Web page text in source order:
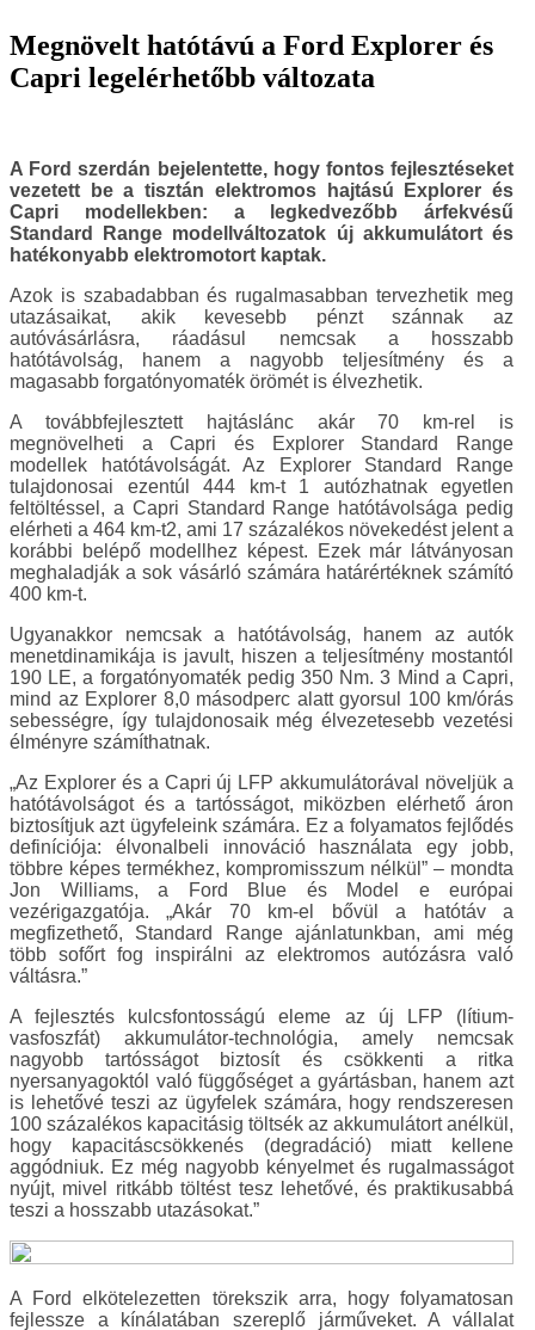
Megnövelt hatótávú a Ford Explorer és
Capri legelérhetőbb változata
A Ford szerdán bejelentette, hogy fontos fejlesztéseket
vezetett be a tisztán elektromos hajtású Explorer és
Capri modellekben: a legkedvezőbb árfekvésű
Standard Range modellváltozatok új akkumulátort és
hatékonyabb elektromotort kaptak.
Azok is szabadabban és rugalmasabban tervezhetik meg
utazásaikat, akik kevesebb pénzt szánnak az
autóvásárlásra, ráadásul nemcsak a hosszabb
hatótávolság, hanem a nagyobb teljesítmény és a
magasabb forgatónyomaték örömét is élvezhetik.
A továbbfejlesztett hajtáslánc akár 70 km-rel is
megnövelheti a Capri és Explorer Standard Range
modellek hatótávolságát. Az Explorer Standard Range
tulajdonosai ezentúl 444 km-t 1 autózhatnak egyetlen
feltöltéssel, a Capri Standard Range hatótávolsága pedig
elérheti a 464 km-t2, ami 17 százalékos növekedést jelent a
korábbi belépő modellhez képest. Ezek már látványosan
meghaladják a sok vásárló számára határértéknek számító
400 km-t.
Ugyanakkor nemcsak a hatótávolság, hanem az autók
menetdinamikája is javult, hiszen a teljesítmény mostantól
190 LE, a forgatónyomaték pedig 350 Nm. 3 Mind a Capri,
mind az Explorer 8,0 másodperc alatt gyorsul 100 km/órás
sebességre, így tulajdonosaik még élvezetesebb vezetési
élményre számíthatnak.
„Az Explorer és a Capri új LFP akkumulátorával növeljük a
hatótávolságot és a tartósságot, miközben elérhető áron
biztosítjuk azt ügyfeleink számára. Ez a folyamatos fejlődés
definíciója: élvonalbeli innováció használata egy jobb,
többre képes termékhez, kompromisszum nélkül” – mondta
Jon Williams, a Ford Blue és Model e európai
vezérigazgatója. „Akár 70 km-el bővül a hatótáv a
megfizethető, Standard Range ajánlatunkban, ami még
több sofőrt fog inspirálni az elektromos autózásra való
váltásra.”
A fejlesztés kulcsfontosságú eleme az új LFP (lítium-
vasfoszfát) akkumulátor-technológia, amely nemcsak
nagyobb tartósságot biztosít és csökkenti a ritka
nyersanyagoktól való függőséget a gyártásban, hanem azt
is lehetővé teszi az ügyfelek számára, hogy rendszeresen
100 százalékos kapacitásig töltsék az akkumulátort anélkül,
hogy kapacitáscsökkenés (degradáció) miatt kellene
aggódniuk. Ez még nagyobb kényelmet és rugalmasságot
nyújt, mivel ritkább töltést tesz lehetővé, és praktikusabbá
teszi a hosszabb utazásokat.”
A Ford elkötelezetten törekszik arra, hogy folyamatosan
fejlessze a kínálatában szereplő járműveket. A vállalat